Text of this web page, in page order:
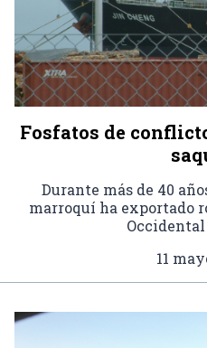
Fosfatos de
Durante más de 40
marroquí ha exportado
Occidental
11